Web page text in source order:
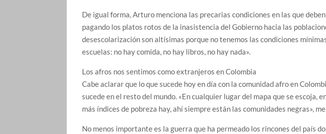
De igual forma, Arturo menciona las precarias condiciones en las que
pagando los platos rotos de la inasistencia del Gobierno hacia las
desescolarización son altísimas porque no tenemos las condiciones
escuelas: no hay comida, no hay libros, no hay nada».
Los afros nos sentimos como extranjeros en Colombia
Cabe aclarar que lo que sucede hoy en día con la comunidad afro en
sucede en el resto del mundo. «En cualquier lugar del mapa que se escoja,
más índices de pobreza hay, ahí siempre están las comunidades negras»,
No menos importante es la guerra que ha permeado los rincones del país